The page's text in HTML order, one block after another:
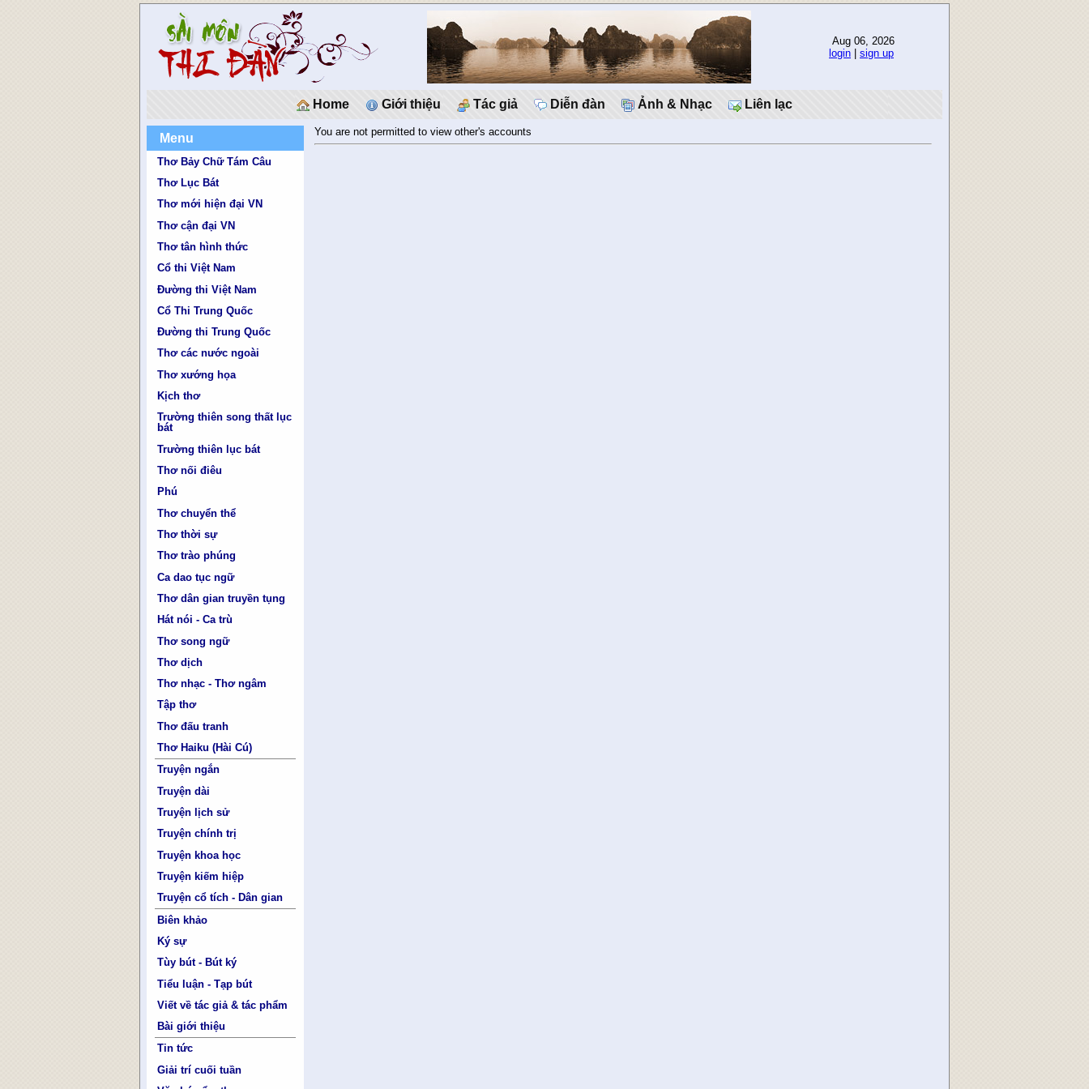
Aug 06, 2026
login
sign up
Home Giới thiệu Tác giả Diễn đàn Ảnh & Nhạc Liên lạc
Menu
Thơ Bảy Chữ Tám Câu
Thơ Lục Bát
Thơ mới hiện đại VN
Thơ cận đại VN
Thơ tân hình thức
Cổ thi Việt Nam
Đường thi Việt Nam
Cổ Thi Trung Quốc
Đường thi Trung Quốc
Thơ các nước ngoài
Thơ xướng họa
Kịch thơ
Trường thiên song thất lục
bát
Trường thiên lục bát
Thơ nối điêu
Phú
Thơ chuyển thể
Thơ thời sự
Thơ trào phúng
Ca dao tục ngữ
Thơ dân gian truyền tụng
Hát nói - Ca trù
Thơ song ngữ
Thơ dịch
Thơ nhạc - Thơ ngâm
Tập thơ
Thơ đấu tranh
Thơ Haiku (Hài Cú)
Truyện ngắn
Truyện dài
Truyện lịch sử
Truyện chính trị
Truyện khoa học
Truyện kiếm hiệp
Truyện cổ tích - Dân gian
Biên khảo
Ký sự
Tùy bút - Bút ký
Tiểu luận - Tạp bút
Viết về tác giả & tác phẩm
Bài giới thiệu
Tin tức
Giải trí cuối tuần
You are not permitted to view other's accounts